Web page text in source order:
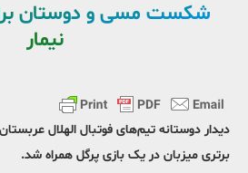
شکست مسی و دوستان
نیمار
دیدار دوستانه تیم‌های فوتبال الهلال عربستان
برتری میزبان در یک بازی پرگل همراه شد.